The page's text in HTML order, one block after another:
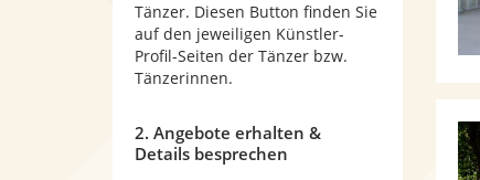
Tänzer. Diesen Button finden Sie
auf den jeweiligen Künstler-
Profil-Seiten der Tänzer bzw.
Tänzerinnen.
2. Angebote erhalten &
Details besprechen